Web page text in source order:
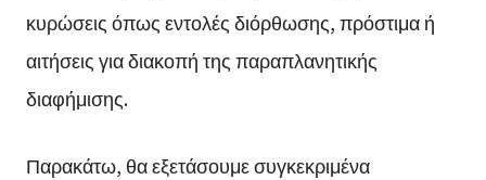
κυρώσεις όπως εντολές διόρθωσης, πρόστιμα ή
αιτήσεις για διακοπή της παραπλανητικής
διαφήμισης.
Παρακάτω, θα εξετάσουμε συγκεκριμένα